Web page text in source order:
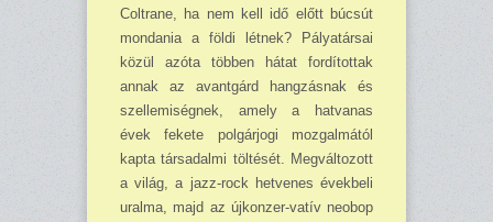
Coltrane, ha nem kell idő előtt búcsút
mondania a földi létnek? Pályatársai
közül azóta többen hátat fordítottak
annak az avantgárd hangzásnak és
szellemiségnek, amely a hatvanas
évek fekete polgárjogi mozgalmától
kapta társadalmi töltését. Megváltozott
a világ, a jazz-rock hetvenes évekbeli
uralma, majd az újkonzer-vatív neobop